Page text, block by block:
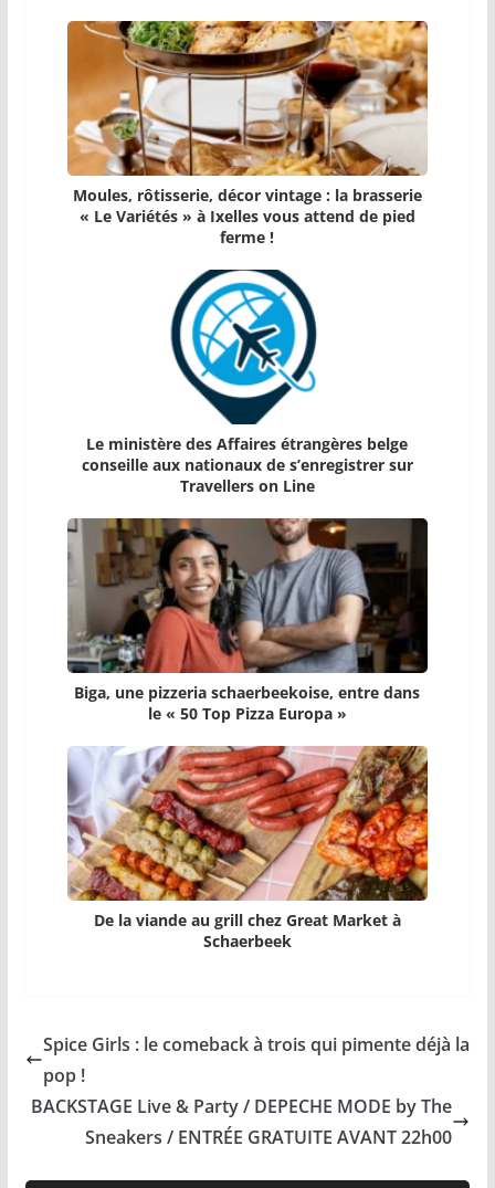
Moules, rôtisserie, décor vintage : la brasserie
« Le Variétés » à Ixelles vous attend de pied
ferme !
Le ministère des Affaires étrangères belge
conseille aux nationaux de s’enregistrer sur
Travellers on Line
Biga, une pizzeria schaerbeekoise, entre dans
le « 50 Top Pizza Europa »
De la viande au grill chez Great Market à
Schaerbeek
Spice Girls : le comeback à trois qui pimente déjà la
pop !
BACKSTAGE Live & Party / DEPECHE MODE by The
Sneakers / ENTRÉE GRATUITE AVANT 22h00